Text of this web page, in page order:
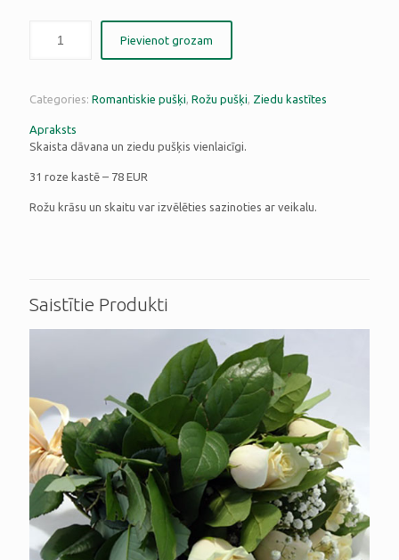
Pievienot grozam
Categories: Romantiskie pušķi Rožu pušķi Ziedu kastītes
Apraksts
Skaista dāvana un ziedu pušķis vienlaicīgi.
31 roze kastē – 78 EUR
Rožu krāsu un skaitu var izvēlēties sazinoties ar veikalu.
Saistītie Produkti